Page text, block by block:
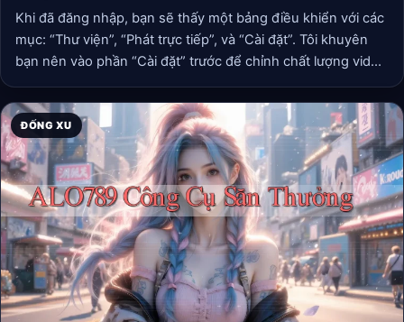
Khi đã đăng nhập, bạn sẽ thấy một bảng điều khiển với các
mục: “Thư viện”, “Phát trực tiếp”, và “Cài đặt”. Tôi khuyên
bạn nên vào phần “Cài đặt” trước để chỉnh chất lượng video
mặc định thành “Tự động” để tránh giật lag.
ĐỐNG XU